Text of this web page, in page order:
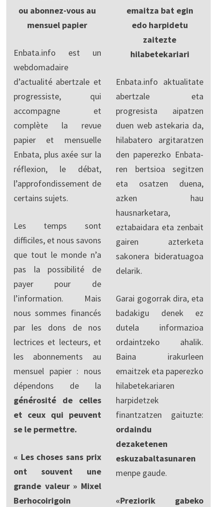
ou abonnez-vous au
mensuel papier
Enbata.info est un
webdomadaire
d’actualité abertzale et
progressiste, qui
accompagne et
complète la revue
papier et mensuelle
Enbata, plus axée sur la
réflexion, le débat,
l’approfondissement de
certains sujets.
Les temps sont
difficiles, et nous savons
que tout le monde n’a
pas la possibilité de
payer pour de
l’information. Mais
nous sommes financés
par les dons de nos
lectrices et lecteurs, et
les abonnements au
mensuel papier : nous
dépendons de la
générosité de celles
et ceux qui peuvent
se le permettre.
« Les choses sans prix
ont souvent une
grande valeur » Mixel
Berhocoirigoin
emaitza bat egin
edo harpidetu
zaitezte
hilabetekariari
Enbata.info aktualitate
abertzale eta
progresista aipatzen
duen web astekaria da,
hilabatero argitaratzen
den paperezko Enbata-
ren bertsioa segitzen
eta osatzen duena,
azken hau
hausnarketara,
eztabaidara eta zenbait
gairen azterketa
sakonera bideratuagoa
delarik.
Garai gogorrak dira, eta
badakigu denek ez
dutela informazioa
ordaintzeko ahalik.
Baina irakurleen
emaitzek eta paperezko
hilabetekariaren
harpidetzek
finantzatzen gaituzte:
ordaindu
dezaketenen
eskuzabaltasunaren
menpe gaude.
«Preziorik gabeko